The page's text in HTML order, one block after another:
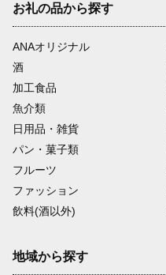
お礼の品から探す
ANAオリジナル
酒
加工食品
魚介類
日用品・雑貨
パン・菓子類
フルーツ
ファッション
飲料(酒以外)
地域から探す